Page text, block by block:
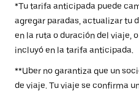
*Tu tarifa anticipada puede
agregar paradas, actualizar tu
en la ruta o duración del viaje,
incluyó en la tarifa anticipada.
**Uber no garantiza que un
de viaje. Tu viaje se confirma